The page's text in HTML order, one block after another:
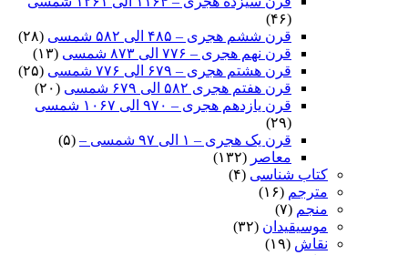
(۴۶)
قرن ششم هجری – ۴۸۵ الی ۵۸۲ شمسی
(۲۸)
قرن نهم هجری – ۷۷۶ الی ۸۷۳ شمسی
(۱۳)
قرن هشتم هجری – ۶۷۹ الی ۷۷۶ شمسی
(۲۵)
قرن هفتم هجری ۵۸۲ الی ۶۷۹ شمسی
(۲۰)
قرن یازدهم هجری – ۹۷۰ الی ۱۰۶۷ شمسی
(۲۹)
قرن یک هجری – ۱ الی ۹۷ شمسی –
(۵)
معاصر (۱۳۲)
کتاب شناسی (۴)
مترجم (۱۶)
منجم (۷)
موسیقیدان (۳۲)
نقاش (۱۹)